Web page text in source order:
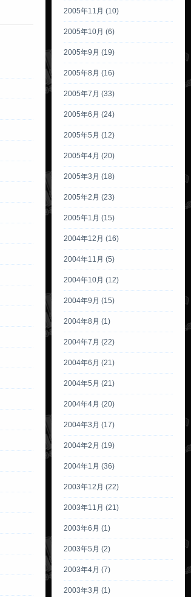
2005年11月 (10)
2005年10月 (6)
2005年9月 (19)
2005年8月 (16)
2005年7月 (33)
2005年6月 (24)
2005年5月 (12)
2005年4月 (20)
2005年3月 (18)
2005年2月 (23)
2005年1月 (15)
2004年12月 (16)
2004年11月 (5)
2004年10月 (12)
2004年9月 (15)
2004年8月 (1)
2004年7月 (22)
2004年6月 (21)
2004年5月 (21)
2004年4月 (20)
2004年3月 (17)
2004年2月 (19)
2004年1月 (36)
2003年12月 (22)
2003年11月 (21)
2003年6月 (1)
2003年5月 (2)
2003年4月 (7)
2003年3月 (1)